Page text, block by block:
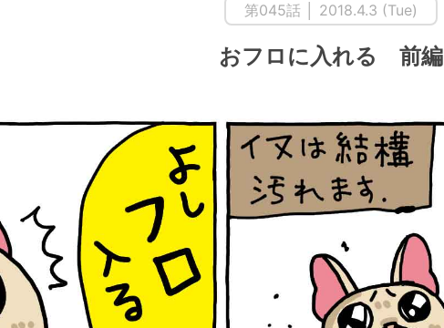
第045話 │ 2018.4.3 (Tue)
おフロに入れる 前編